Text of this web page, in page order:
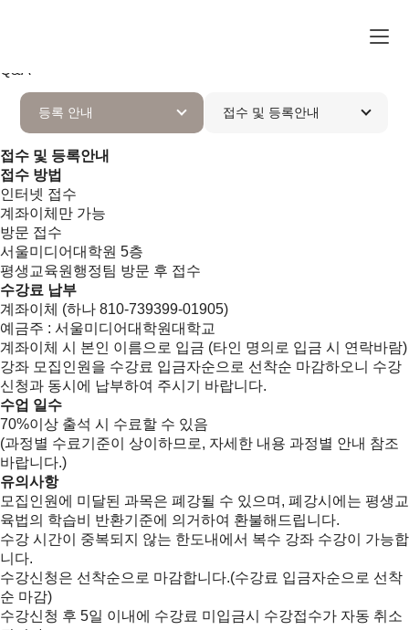
Q&A
등록 안내 접수 및 등록안내
접수 및 등록안내
접수 방법
인터넷 접수
계좌이체만 가능
방문 접수
서울미디어대학원 5층
평생교육원행정팀 방문 후 접수
수강료 납부
계좌이체 (하나 810-739399-01905)
예금주 : 서울미디어대학원대학교
계좌이체 시 본인 이름으로 입금 (타인 명의로 입금 시 연락바람)
강좌 모집인원을 수강료 입금자순으로 선착순 마감하오니 수강
신청과 동시에 납부하여 주시기 바랍니다.
수업 일수
70%이상 출석 시 수료할 수 있음
(과정별 수료기준이 상이하므로, 자세한 내용 과정별 안내 참조
바랍니다.)
유의사항
모집인원에 미달된 과목은 폐강될 수 있으며, 폐강시에는 평생교
육법의 학습비 반환기준에 의거하여 환불해드립니다.
수강 시간이 중복되지 않는 한도내에서 복수 강좌 수강이 가능합
니다.
수강신청은 선착순으로 마감합니다.(수강료 입금자순으로 선착
순 마감)
수강신청 후 5일 이내에 수강료 미입금시 수강접수가 자동 취소